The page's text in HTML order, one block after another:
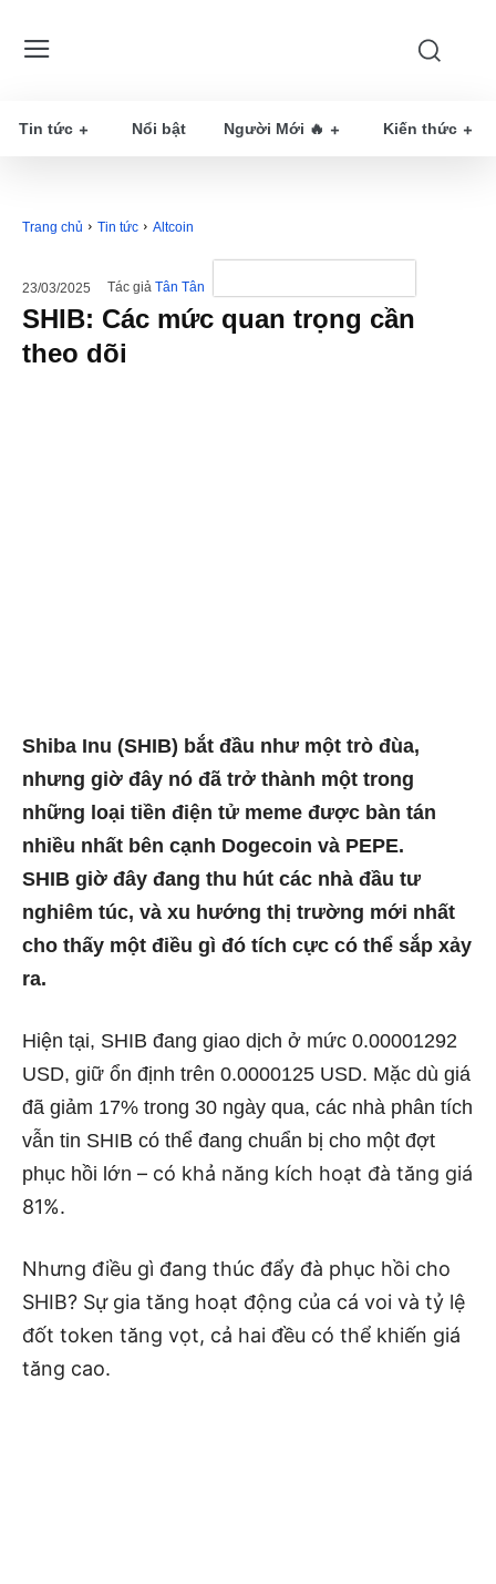
Tin tức Nổi bật Người Mới 🔥 Kiến thức
Trang chủ Tin tức Altcoin
23/03/2025 Tác giả Tân Tân
SHIB: Các mức quan trọng cần
theo dõi
Shiba Inu (SHIB) bắt đầu như một trò đùa,
nhưng giờ đây nó đã trở thành một trong
những loại tiền điện tử meme được bàn tán
nhiều nhất bên cạnh Dogecoin và PEPE.
SHIB giờ đây đang thu hút các nhà đầu tư
nghiêm túc, và xu hướng thị trường mới nhất
cho thấy một điều gì đó tích cực có thể sắp xảy
ra.
Hiện tại, SHIB đang giao dịch ở mức 0.00001292
USD, giữ ổn định trên 0.0000125 USD. Mặc dù giá
đã giảm 17% trong 30 ngày qua, các nhà phân tích
vẫn tin SHIB có thể đang chuẩn bị cho một đợt
phục hồi lớn – có khả năng kích hoạt đà tăng giá
81%.
Nhưng điều gì đang thúc đẩy đà phục hồi cho
SHIB? Sự gia tăng hoạt động của cá voi và tỷ lệ
đốt token tăng vọt, cả hai đều có thể khiến giá
tăng cao.